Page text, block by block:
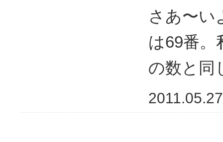
さあ〜い
は69番。
の数と同
2011.05.27